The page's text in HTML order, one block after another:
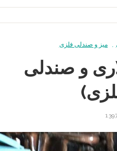
میز و صندلی فلزی
و صندلی